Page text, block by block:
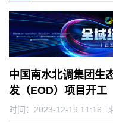
中国南水北调集团生
发（EOD）项目开工
时间：2023-12-19 11:16